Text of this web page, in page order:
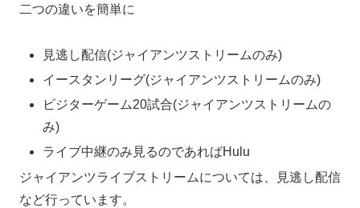
二つの違いを簡単に
見逃し配信(ジャイアンツストリームのみ)
イースタンリーグ(ジャイアンツストリームのみ)
ビジターゲーム20試合(ジャイアンツストリームの
み)
ライブ中継のみ見るのであればHulu
ジャイアンツライブストリームについては、見逃し配信
など行っています。